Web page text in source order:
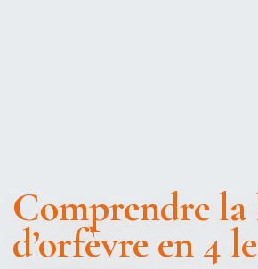
Comprendre la
d’orfèvre en 4